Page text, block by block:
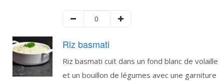
Riz basmati
Riz basmati cuit dans un fond blanc de volaille
et un bouillon de légumes avec une garniture